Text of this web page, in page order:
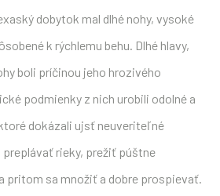
dobytok mal dlhé nohy, vysoké
k rýchlemu behu. Dlhé hlavy,
boli príčinou jeho hrozivého
podmienky z nich urobili odolné a
dokázali ujsť neuveriteľné
rieky, prežiť púštne
pritom sa množiť a dobre prospievať.